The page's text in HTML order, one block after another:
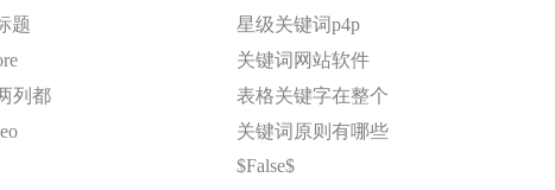
题 星级关键词p4p
关键词网站软件
列都 表格关键字在整个
关键词原则有哪些
$False$